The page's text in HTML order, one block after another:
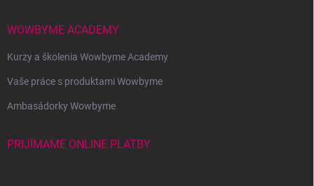
WOWBYME ACADEMY
Kurzy a školenia Wowbyme Academy
Vaše práce s produktami Wowbyme
Ambasádorky Wowbyme
PRIJÍMAME ONLINE PLATBY